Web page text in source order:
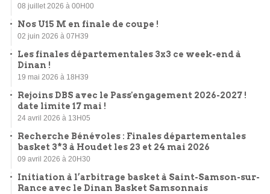
08 juillet 2026 à 00H00
Nos U15 M en finale de coupe !
02 juin 2026 à 07H39
Les finales départementales 3x3 ce week-end à
Dinan !
19 mai 2026 à 18H39
Rejoins DBS avec le Pass'engagement 2026-2027 !
date limite 17 mai !
24 avril 2026 à 13H05
Recherche Bénévoles : Finales départementales
basket 3*3 à Houdet les 23 et 24 mai 2026
09 avril 2026 à 20H30
Initiation à l’arbitrage basket à Saint-Samson-sur-
Rance avec le Dinan Basket Samsonnais